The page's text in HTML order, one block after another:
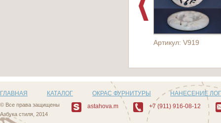
Артикул: V919
ГЛАВНАЯ КАТАЛОГ ОКРАС ФУРНИТУРЫ НАНЕСЕНИЕ
© Все права защищены
Азбука стиля, 2014
astahova.m +7 (911) 916-08-12